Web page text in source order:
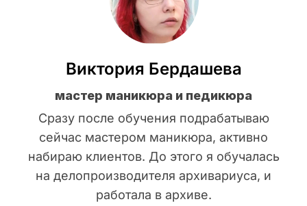
Виктория Бердашева
мастер маникюра и педикюра
Сразу после обучения подрабатываю
сейчас мастером маникюра, активно
набираю клиентов. До этого я обучалась
на делопроизводителя архивариуса, и
работала в архиве.